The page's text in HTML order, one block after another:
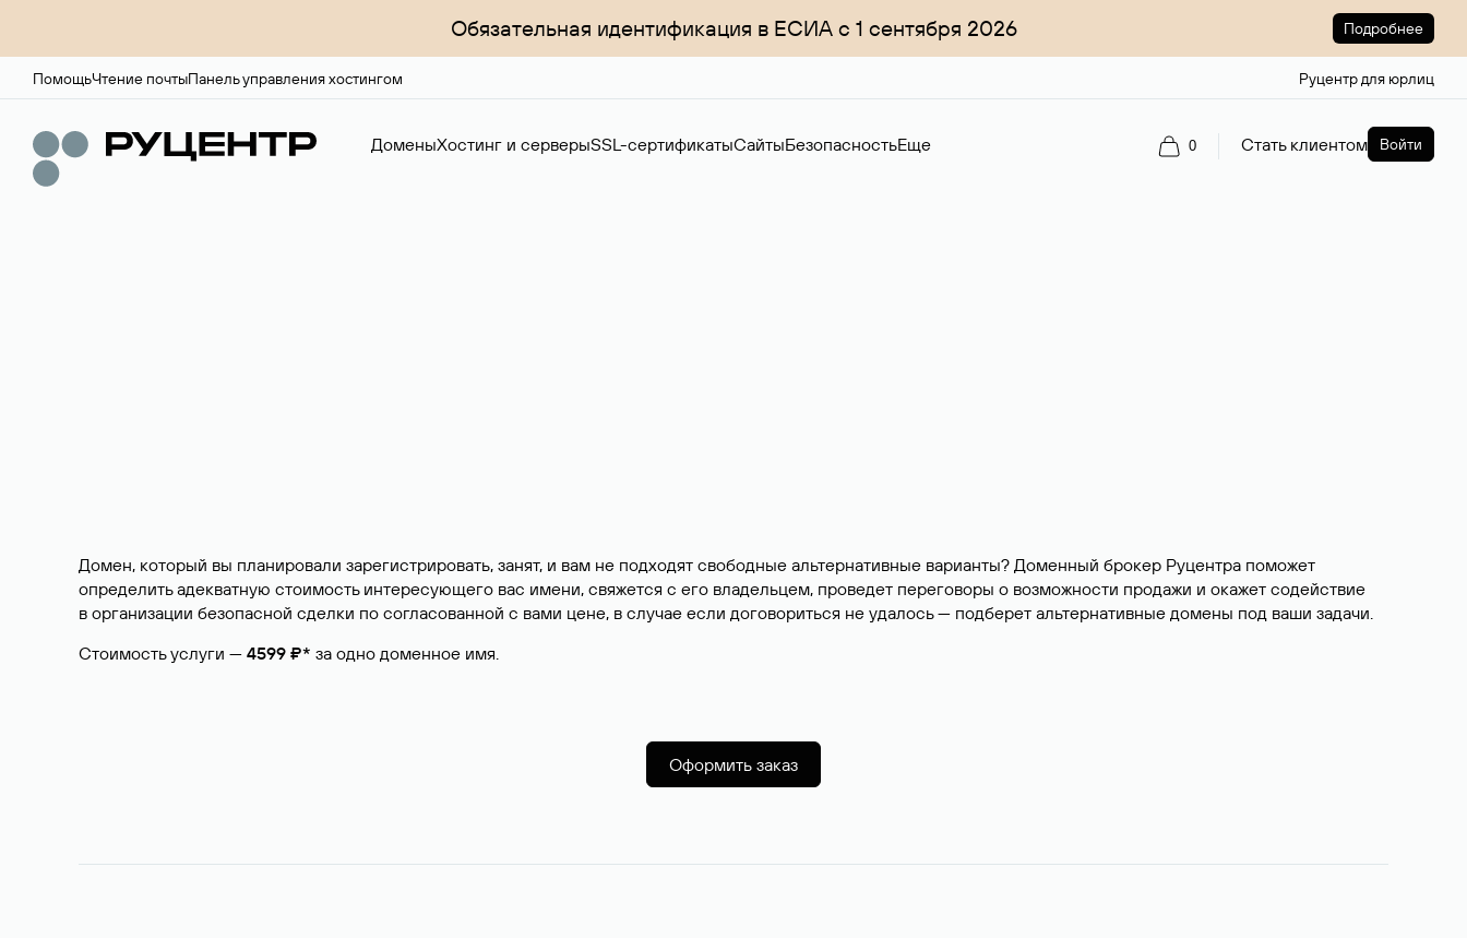
Обязательная идентификация в ЕСИА с 1 сентября 2026 Подробнее
ПомощьЧтение почтыПанель управления хостингом Руцентр для юрлиц
ДоменыХостинг и серверыSSL-сертификатыСайтыБезопасностьЕще 0 Стать клиентом Войти
Домен, который вы планировали зарегистрировать, занят, и вам не подходят свободные альтернативные варианты? Доменный брокер Руцентра поможет
определить адекватную стоимость интересующего вас имени, свяжется с его владельцем, проведет переговоры о возможности продажи и окажет содействие
в организации безопасной сделки по согласованной с вами цене, в случае если договориться не удалось — подберет альтернативные домены под ваши задачи.
Стоимость услуги — 4599 ₽* за одно доменное имя.
Оформить заказ